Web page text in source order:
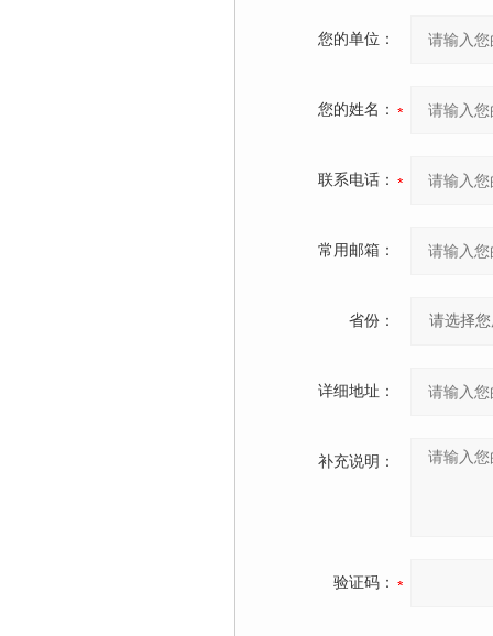
您的单位：
您的姓名：
联系电话：
常用邮箱：
省份：
详细地址：
补充说明：
验证码：